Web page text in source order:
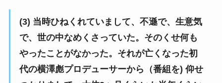
(3) 当時ひねくれていまして、不遜で、生意気
で、世の中なめくさっていた。そのくせ何も
やったことがなかった。それが亡くなった初
代の横澤彪プロデューサーから（番組を) 仰せ